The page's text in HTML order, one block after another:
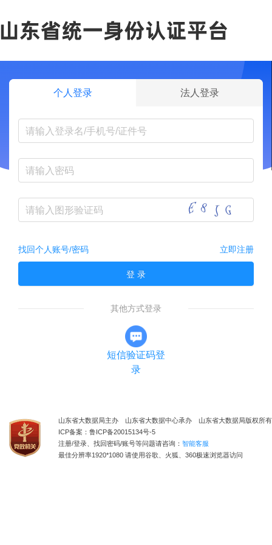
个人登录 法人登录
找回个人账号/密码 立即注册
登 录
其他方式登录
短信验证码登
录
山东省大数据局主办 山东省大数据中心承办 山东省大数据局版权所有
ICP备案：鲁ICP备20015134号-5
注册/登录、找回密码/账号等问题请咨询： 智能客服
最佳分辨率1920*1080 请使用谷歌、火狐、360极速浏览器访问